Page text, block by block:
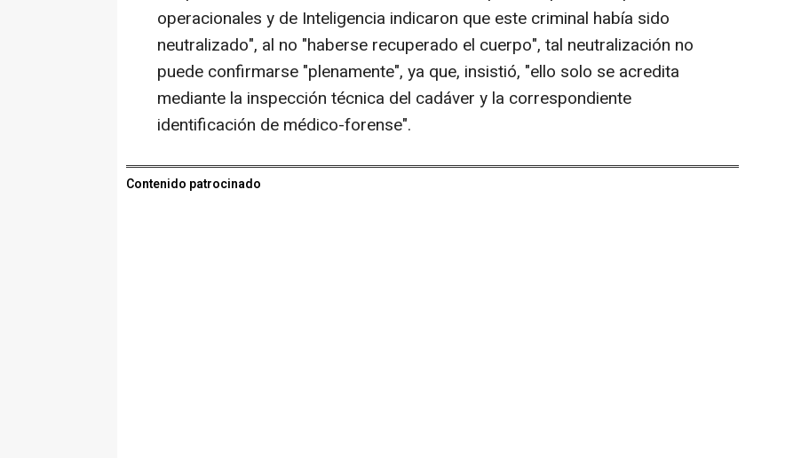
operacionales y de Inteligencia indicaron que este criminal había sido
neutralizado", al no "haberse recuperado el cuerpo", tal neutralización no
puede confirmarse "plenamente", ya que, insistió, "ello solo se acredita
mediante la inspección técnica del cadáver y la correspondiente
identificación de médico-forense".
Contenido patrocinado